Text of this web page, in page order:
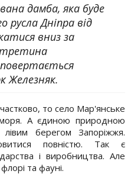
дамба, яка буде
Дніпра від
вниз за
Железняк.
то село Мар'янське
А єдиною природною
берегом Запоріжжя.
повністю. Так є
і виробництва. Але
та фауні.